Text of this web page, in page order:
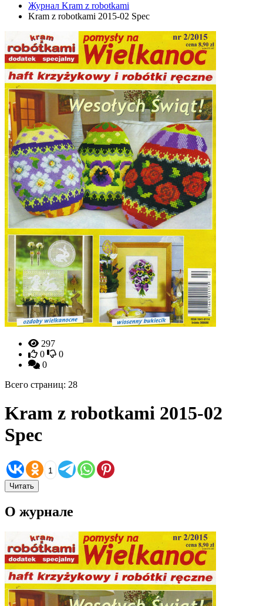
Журнал Kram z robotkami
Kram z robotkami 2015-02 Spec
297
0
0
0
Всего страниц: 28
Kram z robotkami 2015-02
Spec
1
Читать
О журнале